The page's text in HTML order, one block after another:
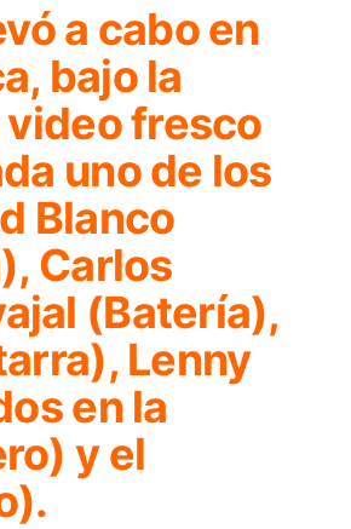
a cabo en
bajo la
video fresco
uno de los
Blanco
Carlos
(Batería),
Lenny
en la
y el